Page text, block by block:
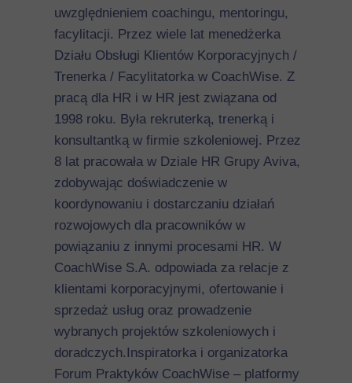
uwzględnieniem coachingu, mentoringu,
facylitacji. Przez wiele lat menedżerka
Działu Obsługi Klientów Korporacyjnych /
Trenerka / Facylitatorka w CoachWise. Z
pracą dla HR i w HR jest związana od
1998 roku. Była rekruterką, trenerką i
konsultantką w firmie szkoleniowej. Przez
8 lat pracowała w Dziale HR Grupy Aviva,
zdobywając doświadczenie w
koordynowaniu i dostarczaniu działań
rozwojowych dla pracowników w
powiązaniu z innymi procesami HR. W
CoachWise S.A. odpowiada za relacje z
klientami korporacyjnymi, ofertowanie i
sprzedaż usług oraz prowadzenie
wybranych projektów szkoleniowych i
doradczych.Inspiratorka i organizatorka
Forum Praktyków CoachWise – platformy